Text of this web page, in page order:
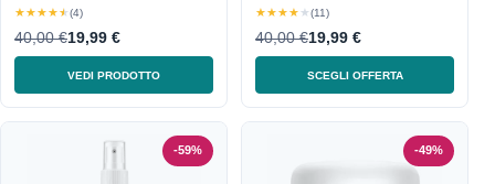
★★★★★(4)
40,00 €19,99 €
VEDI PRODOTTO
★★★★★(11)
40,00 €19,99 €
SCEGLI OFFERTA
-59% -49%